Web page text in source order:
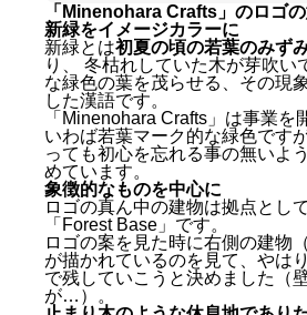
「Minenohara Crafts」のロゴ
新緑をイメージカラーに
新緑とは初夏の頃の若葉のみず
り、 冬枯れしていた木が芽吹い
な緑色の葉を茂らせる、その現
した漢語です。
「Minenohara Crafts」は事業を
いわば若葉マーク的な緑色です
っても初心を忘れる事の無いよ
めています。
象徴的なものを中心に
ロゴの真ん中の建物は拠点とし
「Forest Base」です。
ロゴの案を見た時に右側の建物
が描かれているのを見て、やは
で残していこうと決めました（
が…）。